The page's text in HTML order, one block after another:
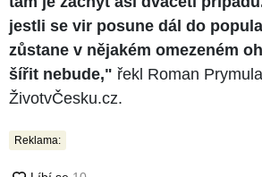
jestli se vir posune dál do
zůstane v nějakém omezeném
šířit nebude," řekl Roman
ŽivotvČesku.cz.
Reklama: